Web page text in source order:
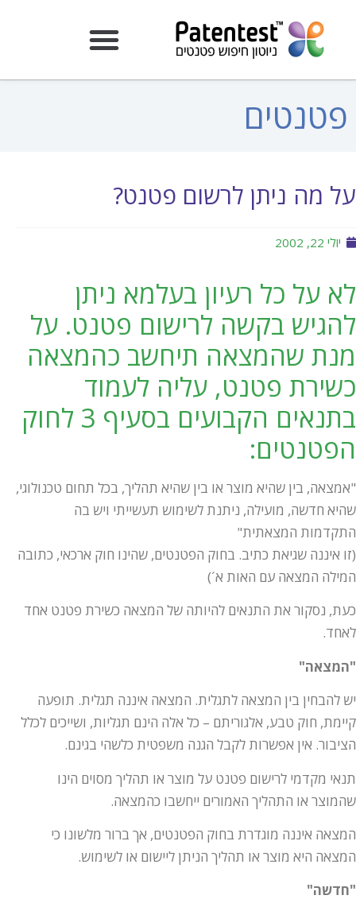
פטנטים
על מה ניתן לרשום פטנט?
יולי 22, 2002
לא על כל רעיון בעלמא ניתן
להגיש בקשה לרישום פטנט. על
מנת שהמצאה תיחשב כהמצאה
כשירת פטנט, עליה לעמוד
בתנאים הקבועים בסעיף 3 לחוק
הפטנטים:
"אמצאה, בין שהיא מוצר או בין שהיא תהליך, בכל תחום טכנולוגי,
שהיא חדשה, מועילה, ניתנת לשימוש תעשייתי ויש בה
התקדמות המצאתית"
(זו איננה שגיאת כתיב. בחוק הפטנטים, שהינו חוק ארכאי, כתובה
המילה המצאה עם האות א´)
כעת, נסקור את התנאים להיותה של המצאה כשירת פטנט אחד
לאחד.
"המצאה"
יש להבחין בין המצאה לתגלית. המצאה איננה תגלית. תופעה
קיימת, חוק טבע, אלגוריתם – כל אלה הינם תגליות, ושייכים לכלל
הציבור. אין אפשרות לקבל הגנה משפטית כלשהי בגינם.
תנאי מקדמי לרישום פטנט על מוצר או תהליך מסוים הינו
שהמוצר או התהליך האמורים ייחשבו כהמצאה.
המצאה איננה מוגדרת בחוק הפטנטים, אך ברור מלשונו כי
המצאה היא מוצר או תהליך הניתן ליישום או לשימוש.
"חדשה"